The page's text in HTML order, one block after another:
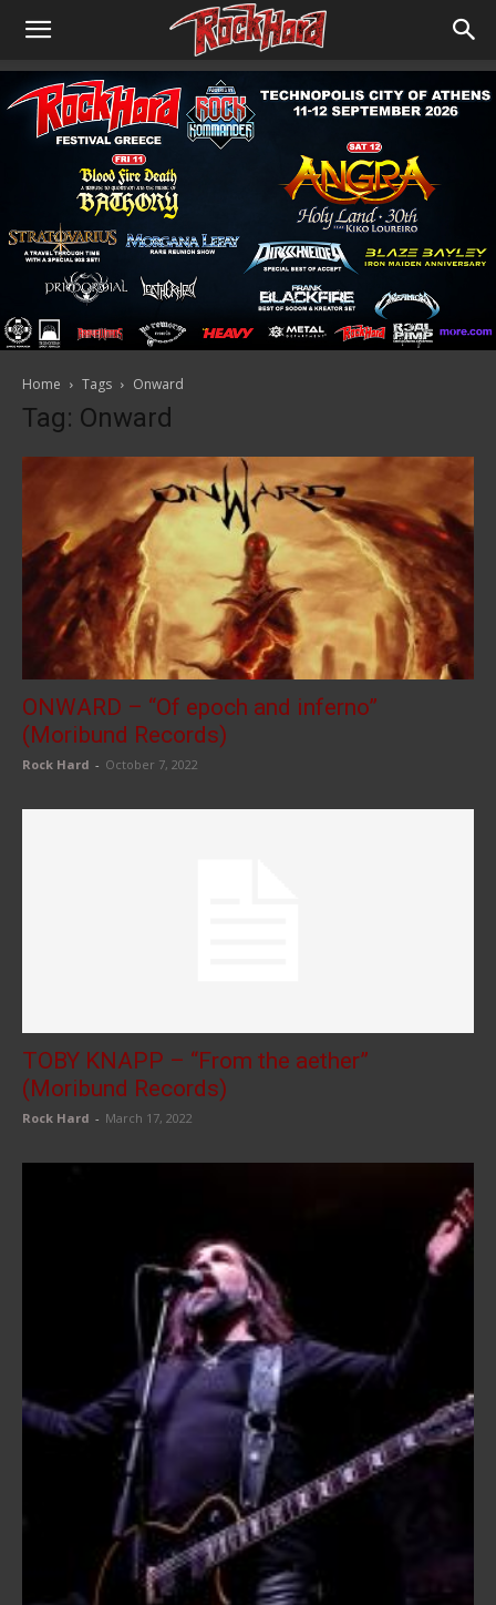
Home Tags Onward
Tag: Onward
ONWARD – “Of epoch and inferno”
(Moribund Records)
Rock Hard - October 7, 2022
TOBY KNAPP – “From the aether”
(Moribund Records)
Rock Hard - March 17, 2022